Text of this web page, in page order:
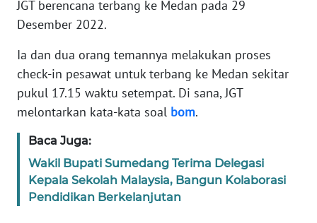
JGT berencana terbang ke Medan pada 29
Desember 2022.
Ia dan dua orang temannya melakukan proses
check-in pesawat untuk terbang ke Medan sekitar
pukul 17.15 waktu setempat. Di sana, JGT
melontarkan kata-kata soal bom.
Baca Juga:
Wakil Bupati Sumedang Terima Delegasi
Kepala Sekolah Malaysia, Bangun Kolaborasi
Pendidikan Berkelanjutan
PEDOMAN
MEDIA
REDAKSI
KARIR
DISCLAIMER
Wahana